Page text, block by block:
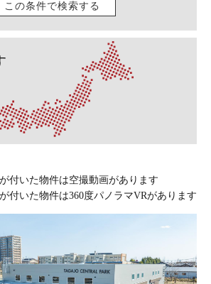
この条件で検索する
付いた物件は空撮動画があります
付いた物件は360度パノラマVRがあります